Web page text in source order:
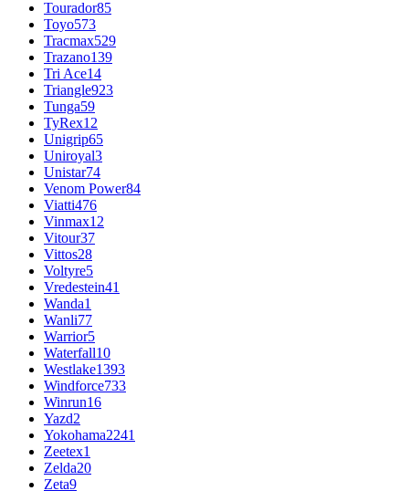
Tourador85
Toyo573
Tracmax529
Trazano139
Tri Ace14
Triangle923
Tunga59
TyRex12
Unigrip65
Uniroyal3
Unistar74
Venom Power84
Viatti476
Vinmax12
Vitour37
Vittos28
Voltyre5
Vredestein41
Wanda1
Wanli77
Warrior5
Waterfall10
Westlake1393
Windforce733
Winrun16
Yazd2
Yokohama2241
Zeetex1
Zelda20
Zeta9